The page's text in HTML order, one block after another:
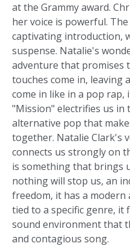
at the Grammy award.
her voice is powerful.
captivating introduction,
suspense. Natalie's
adventure that promises
touches come in, leaving
come in like in a pop rap,
"Mission" electrifies us in
alternative pop that
together. Natalie Clark's
connects us strongly on
is something that brings
nothing will stop us, an
freedom, it has a
tied to a specific genre, it
sound environment that
and contagious song.